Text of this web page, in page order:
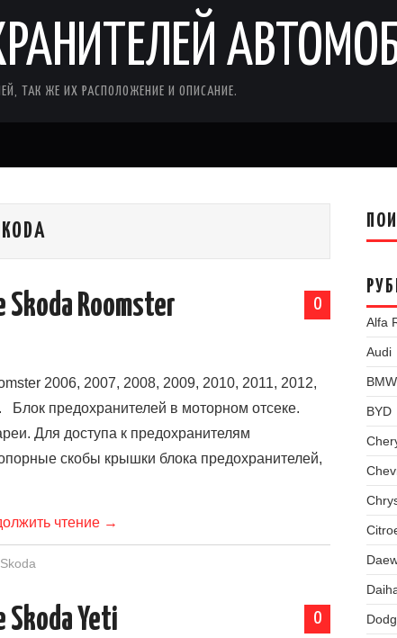
ТАК ЖЕ ИХ РАСПОЛОЖЕНИЕ И ОПИСАНИЕ.
0
Skoda Roomster
2006, 2007, 2008, 2009, 2010, 2011, 2012,
Блок предохранителей в моторном отсеке.
Для доступа к предохранителям
скобы крышки блока предохранителей,
чтение →
0
Skoda Yeti
Alfa
Audi
BMW
BYD